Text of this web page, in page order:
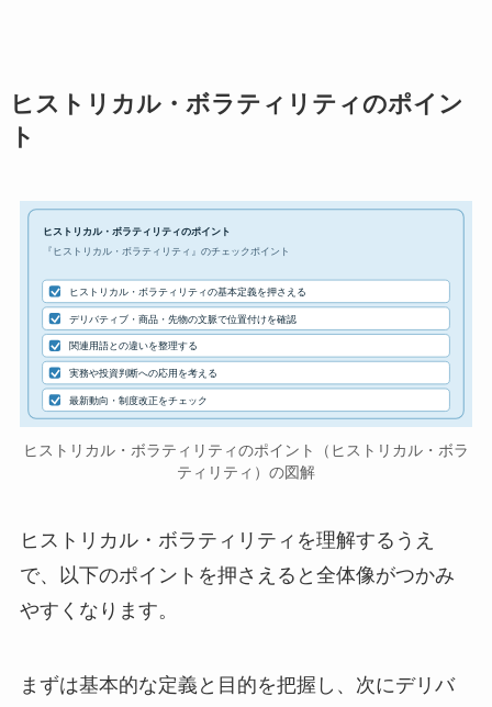
ヒストリカル・ボラティリティのポイン
ト
ヒストリカル・ボラティリティのポイント
『ヒストリカル・ボラティリティ』のチェックポイント
ヒストリカル・ボラティリティの基本定義を押さえる
デリバティブ・商品・先物の文脈で位置付けを確認
関連用語との違いを整理する
実務や投資判断への応用を考える
最新動向・制度改正をチェック
ヒストリカル・ボラティリティのポイント（ヒストリカル・ボラ
ティリティ）の図解
ヒストリカル・ボラティリティを理解するうえ
で、以下のポイントを押さえると全体像がつかみ
やすくなります。
まずは基本的な定義と目的を把握し、次にデリバ